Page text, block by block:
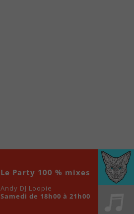
00:00
Le Party 100 % mixes
Andy DJ Loopie
Samedi de 18h00 à 21h00